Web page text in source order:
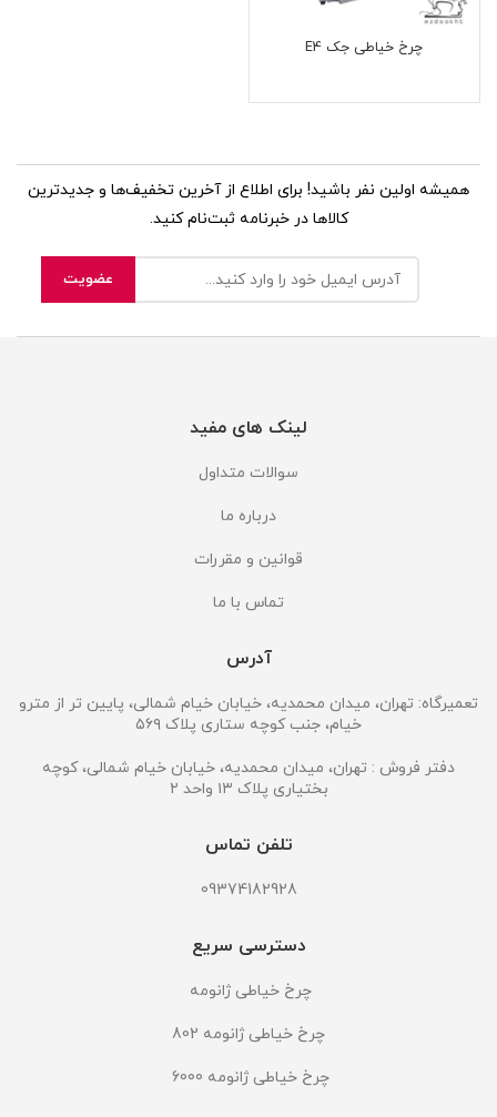
چرخ خیاطی جک E4
همیشه اولین نفر باشید! برای اطلاع از آخرین تخفیف‌ها و جدیدترین
کالاها در خبرنامه ثبت‌نام کنید.
لینک های مفید
سوالات متداول
درباره ما
قوانین و مقررات
تماس با ما
آدرس
تعمیرگاه: تهران، میدان محمدیه، خیابان خیام شمالی، پایین تر از مترو
خیام، جنب کوچه ستاری پلاک ۵۶۹
دفتر فروش : تهران، میدان محمدیه، خیابان خیام شمالی، کوچه
بختیاری پلاک ۱۳ واحد ۲
تلفن تماس
09374182928
دسترسی سریع
چرخ خیاطی ژانومه
چرخ خیاطی ژانومه 802
چرخ خیاطی ژانومه 6000